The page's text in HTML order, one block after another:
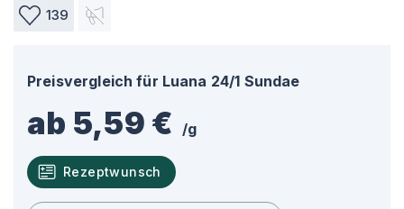
139
Preisvergleich für Luana 24/1 Sundae
ab 5,59 € /g
Rezeptwunsch